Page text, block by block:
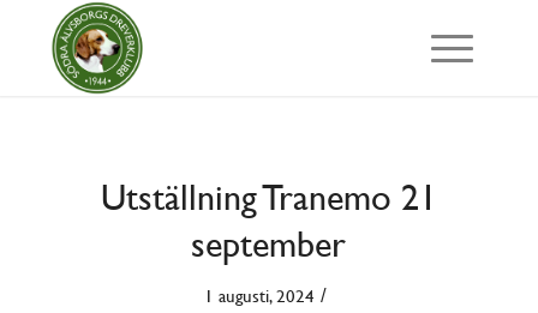
Utställning Tranemo 21
september
1 augusti, 2024 /